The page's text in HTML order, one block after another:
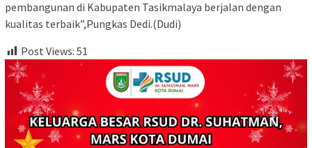
pembangunan di Kabupaten Tasikmalaya berjalan dengan
kualitas terbaik”,Pungkas Dedi.(Dudi)
Post Views: 51